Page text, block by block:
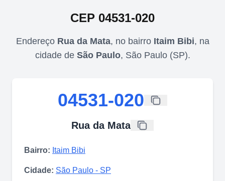
CEP 04531-020
Endereço Rua da Mata, no bairro Itaim Bibi, na
cidade de São Paulo, São Paulo(SP).
04531-020
Rua da Mata
Bairro: Itaim Bibi
Cidade: São Paulo - SP